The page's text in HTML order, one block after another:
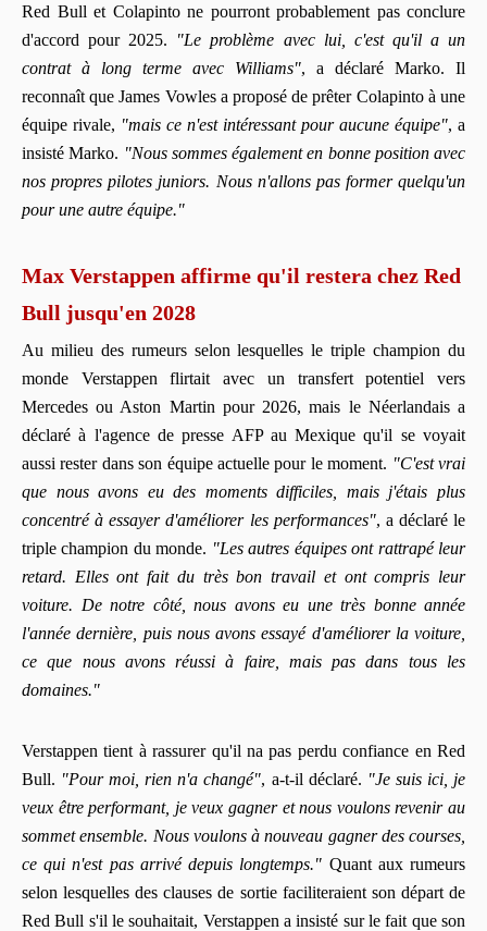
Red Bull et Colapinto ne pourront probablement pas conclure
d'accord pour 2025. "Le problème avec lui, c'est qu'il a un
contrat à long terme avec Williams", a déclaré Marko. Il
reconnaît que James Vowles a proposé de prêter Colapinto à une
équipe rivale, "mais ce n'est intéressant pour aucune équipe", a
insisté Marko. "Nous sommes également en bonne position avec
nos propres pilotes juniors. Nous n'allons pas former quelqu'un
pour une autre équipe."
Max Verstappen affirme qu'il restera chez Red
Bull jusqu'en 2028
Au milieu des rumeurs selon lesquelles le triple champion du
monde Verstappen flirtait avec un transfert potentiel vers
Mercedes ou Aston Martin pour 2026, mais le Néerlandais a
déclaré à l'agence de presse AFP au Mexique qu'il se voyait
aussi rester dans son équipe actuelle pour le moment. "C'est vrai
que nous avons eu des moments difficiles, mais j'étais plus
concentré à essayer d'améliorer les performances", a déclaré le
triple champion du monde. "Les autres équipes ont rattrapé leur
retard. Elles ont fait du très bon travail et ont compris leur
voiture. De notre côté, nous avons eu une très bonne année
l'année dernière, puis nous avons essayé d'améliorer la voiture,
ce que nous avons réussi à faire, mais pas dans tous les
domaines."
Verstappen tient à rassurer qu'il na pas perdu confiance en Red
Bull. "Pour moi, rien n'a changé", a-t-il déclaré. "Je suis ici, je
veux être performant, je veux gagner et nous voulons revenir au
sommet ensemble. Nous voulons à nouveau gagner des courses,
ce qui n'est pas arrivé depuis longtemps." Quant aux rumeurs
selon lesquelles des clauses de sortie faciliteraient son départ de
Red Bull s'il le souhaitait, Verstappen a insisté sur le fait que son